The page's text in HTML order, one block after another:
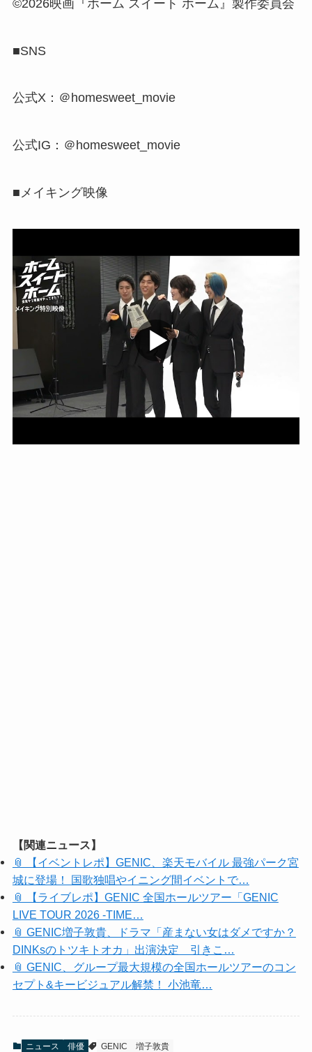
©2026映画『ホーム スイート ホーム』製作委員会
■SNS
公式X：＠homesweet_movie
公式IG：＠homesweet_movie
■メイキング映像
【関連ニュース】
📎 【イベントレポ】GENIC、楽天モバイル 最強パーク宮
城に登場！ 国歌独唱やイニング間イベントで…
📎 【ライブレポ】GENIC 全国ホールツアー「GENIC
LIVE TOUR 2026 -TIME…
📎 GENIC増子敦貴、ドラマ「産まない女はダメですか？
DINKsのトツキトオカ」出演決定 引きこ…
📎 GENIC、グループ最大規模の全国ホールツアーのコン
セプト&キービジュアル解禁！ 小池竜…
ニュース 俳優 GENIC 増子敦貴